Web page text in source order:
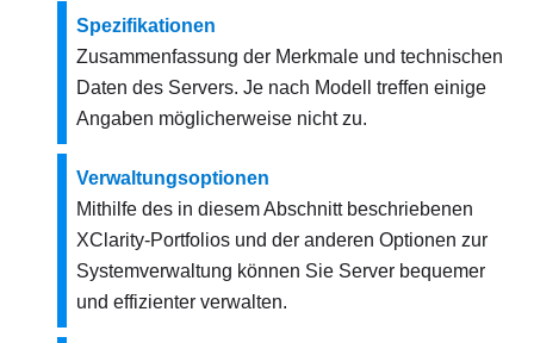
Spezifikationen
Zusammenfassung der Merkmale und technischen
Daten des Servers. Je nach Modell treffen einige
Angaben möglicherweise nicht zu.
Verwaltungsoptionen
Mithilfe des in diesem Abschnitt beschriebenen
XClarity-Portfolios und der anderen Optionen zur
Systemverwaltung können Sie Server bequemer
und effizienter verwalten.